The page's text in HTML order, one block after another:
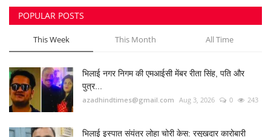
POPULAR POSTS
This Week This Month All Time
भिलाई नगर निगम की एमआईसी मेंबर रीता सिंह, पति और
पुत्र...
azadhindtimes@gmail.com Aug 3, 2026 0 243
भिलाई इस्पात संयंत्र लोहा चोरी केस: रसूखदार कारोबारी